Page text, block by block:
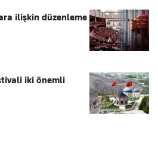
ilişkin düzenleme
iki önemli